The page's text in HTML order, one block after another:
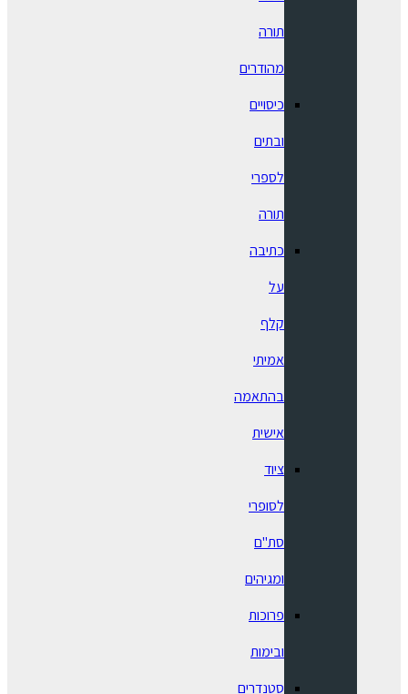
תורה
מהודרים
כיסויים
ובתים
לספרי
תורה
כתיבה
על
קלף
אמיתי
בהתאמה
אישית
ציוד
לסופרי
סת"ם
ומגיהים
פרוכות
ובימות
סטנדרים